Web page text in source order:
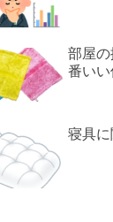
部屋
番い
寝具に